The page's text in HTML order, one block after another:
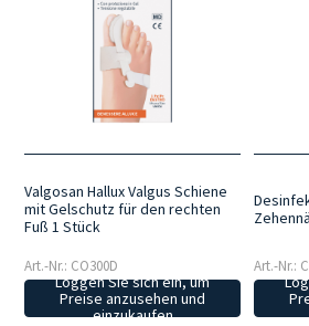
Valgosan Hallux Valgus Schiene
mit Gelschutz für den rechten
Fuß 1 Stück
Art.-Nr.: CO300D
Loggen Sie sich ein, um
Preise anzusehen und
einzukaufen
Art.-Nr.: